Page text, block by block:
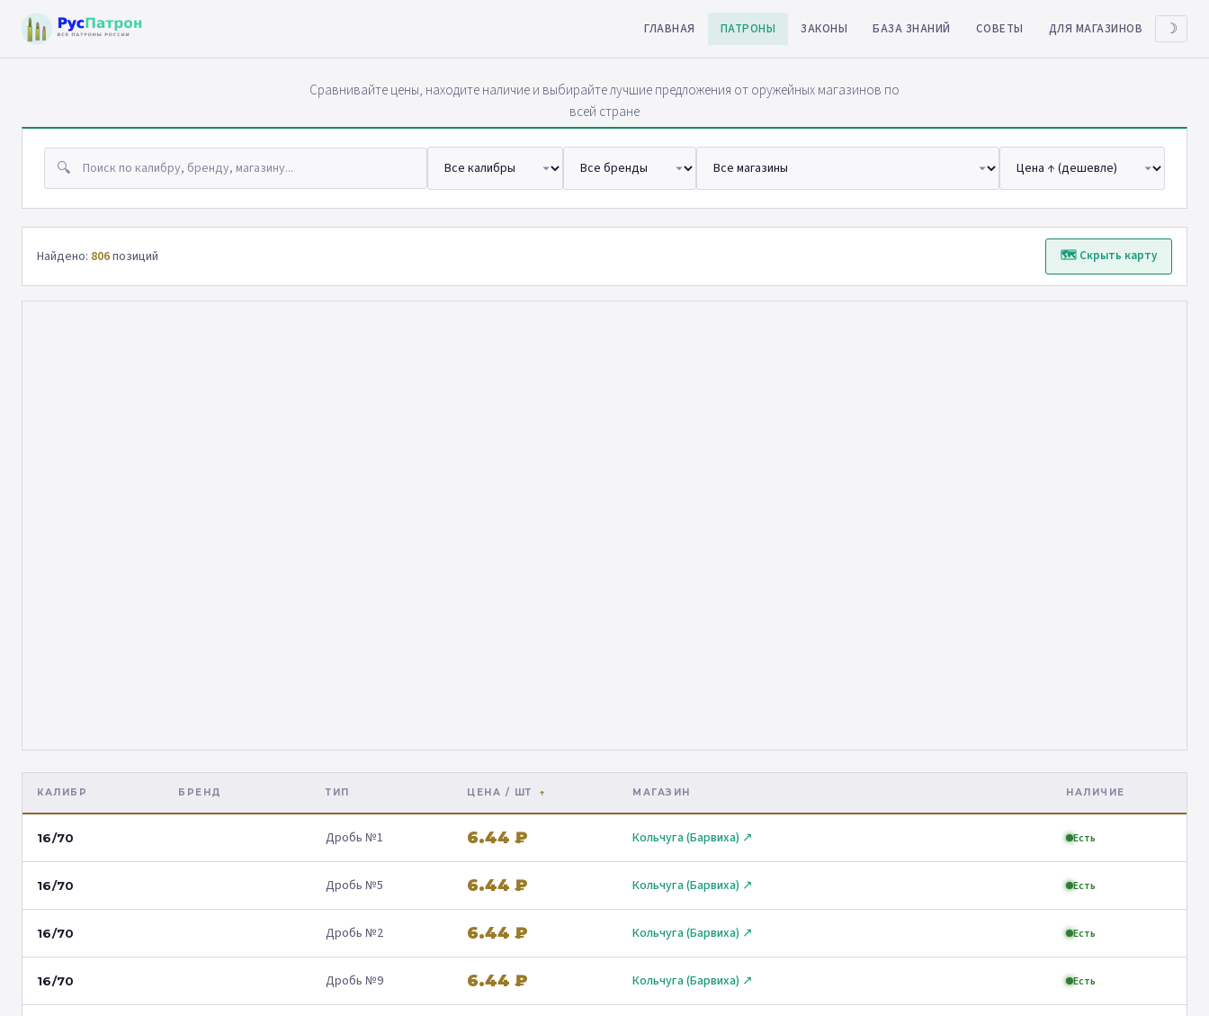
ГЛАВНАЯ ПАТРОНЫ ЗАКОНЫ БАЗА ЗНАНИЙ СОВЕТЫ ДЛЯ МАГАЗИНОВ ☽
Сравнивайте цены, находите наличие и выбирайте лучшие предложения от оружейных магазинов по
всей стране
🔍
Найдено: 806позиций 🗺 Скрыть карту
КАЛИБР БРЕНД ТИП ЦЕНА / ШТ МАГАЗИН НАЛИЧИЕ
16/70 Дробь №1 6.44 ₽ Кольчуга (Барвиха) ↗ Есть
16/70 Дробь №5 6.44 ₽ Кольчуга (Барвиха) ↗ Есть
16/70 Дробь №2 6.44 ₽ Кольчуга (Барвиха) ↗ Есть
16/70 Дробь №9 6.44 ₽ Кольчуга (Барвиха) ↗ Есть